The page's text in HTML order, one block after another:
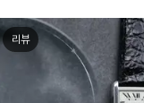
리뷰